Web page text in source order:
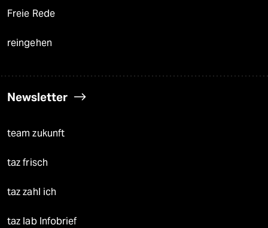
Freie Rede
reingehen
Newsletter
team zukunft
taz frisch
taz zahl ich
taz lab Infobrief